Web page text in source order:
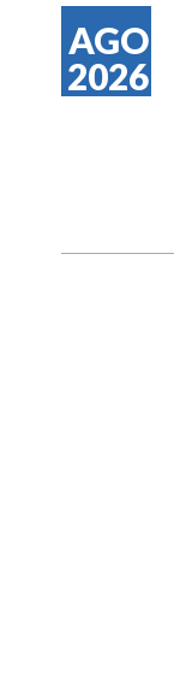
AGO
2026